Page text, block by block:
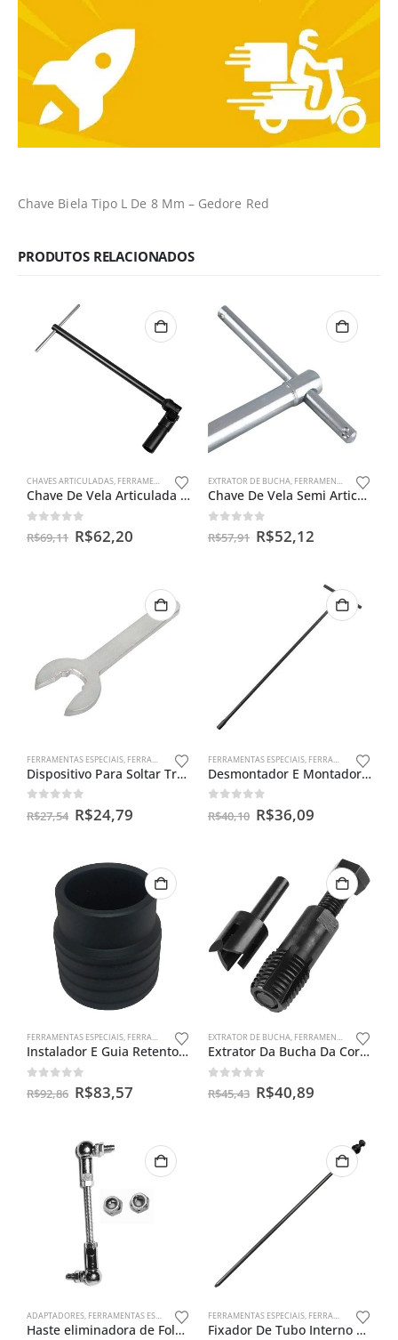
Chave Biela Tipo L De 8 Mm – Gedore Red
PRODUTOS RELACIONADOS
CHAVES ARTICULADAS, FERRAMENTAS ESPECIAIS
Chave De Vela Articulada 16m – Cg150 / Ybr 125/ Twister
out of 5
R$69,11 R$62,20
EXTRATOR DE BUCHA, FERRAMENTAS ESPECIAIS
Chave De Vela Semi Articulada 18mm
out of 5
R$57,91 R$52,12
FERRAMENTAS ESPECIAIS, FERRAMENTAS PARA INJEÇÃO
Dispositivo Para Soltar Trava Do Bico De Injeção Para Moto
out of 5
R$27,54 R$24,79
FERRAMENTAS ESPECIAIS, FERRAMENTAS PARA BENGALAS
Desmontador E Montador De Bengalas Ybr 125
out of 5
R$40,10 R$36,09
FERRAMENTAS ESPECIAIS, FERRAMENTAS PARA BENGALAS
Instalador E Guia Retentor De Bengala Cg 150
out of 5
R$92,86 R$83,57
EXTRATOR DE BUCHA, FERRAMENTAS ESPECIAIS
Extrator Da Bucha Da Coroa
out of 5
R$45,43 R$40,89
ADAPTADORES, FERRAMENTAS ESPECIAIS
Haste eliminadora de Folga do Pedal do Câmbio – Honda Twister e CB 300
FERRAMENTAS ESPECIAIS, FERRAMENTAS PARA BENGALAS
Fixador De Tubo Interno Cg 125